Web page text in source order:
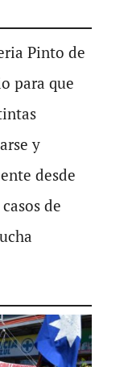
Pinto de
para que
y
desde
de